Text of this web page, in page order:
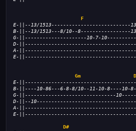
F
E-||--13/1513---------------------------
B-||--13/1513---8/10--8-----------------
G-||---------------------10-7-
D-
A-
E-
Gm
E-
B-||----10-86---6-8-8/10--11-10-
G-||-------------------------------10------
D-||--
A-
E-
D#